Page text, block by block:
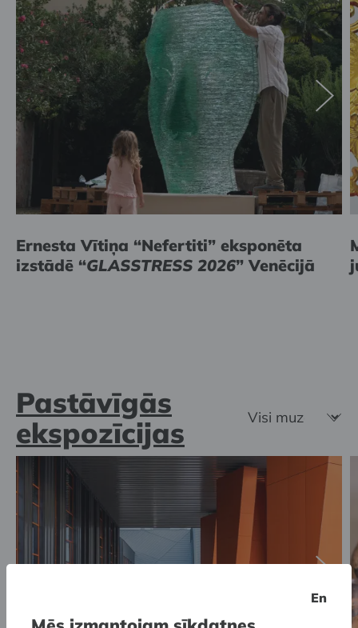
Ernesta Vītiņa “Nefertiti” eksponēta
izstādē “GLASSTRESS 2026” Venēcijā
Pastāvīgās
ekspozīcijas
En